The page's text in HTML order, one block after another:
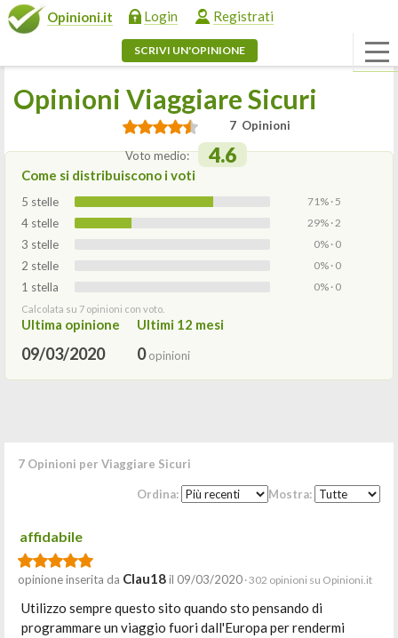
Opinioni.it Login Registrati
SCRIVI UN'OPINIONE
Opinioni Viaggiare Sicuri
7 Opinioni
Voto medio: 4.6
Come si distribuiscono i voti
5 stelle 71% · 5
4 stelle 29% · 2
3 stelle 0% · 0
2 stelle 0% · 0
1 stella 0% · 0
Calcolata su 7 opinioni con voto.
Ultima opinione
09/03/2020
Ultimi 12 mesi
0opinioni
7 Opinioni per Viaggiare Sicuri
Ordina: Mostra:
affidabile
opinione inserita da Clau18il 09/03/2020 · 302 opinioni su Opinioni.it
Utilizzo sempre questo sito quando sto pensando di
programmare un viaggio fuori dall'Europa per rendermi